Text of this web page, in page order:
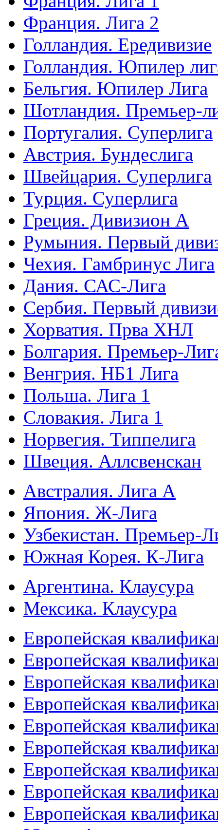
Франция. Лига 2
Голландия. Ередивизие
Голландия. Юпилер
Бельгия. Юпилер Лига
Шотландия. Премьер-
Португалия. Суперлига
Австрия. Бундеслига
Швейцария. Суперлига
Турция. Суперлига
Греция. Дивизион А
Румыния. Первый
Чехия. Гамбринус Лига
Дания. САС-Лига
Сербия. Первый
Хорватия. Прва ХНЛ
Болгария. Премьер-
Венгрия. НБ1 Лига
Польша. Лига 1
Словакия. Лига 1
Норвегия. Типпелига
Швеция. Аллсвенскан
Австралия. Лига А
Япония. Ж-Лига
Узбекистан. Премьер-
Южная Корея. К-Лига
Аргентина. Клаусура
Мексика. Клаусура
Европейская
Европейская
Европейская
Европейская
Европейская
Европейская
Европейская
Европейская
Европейская